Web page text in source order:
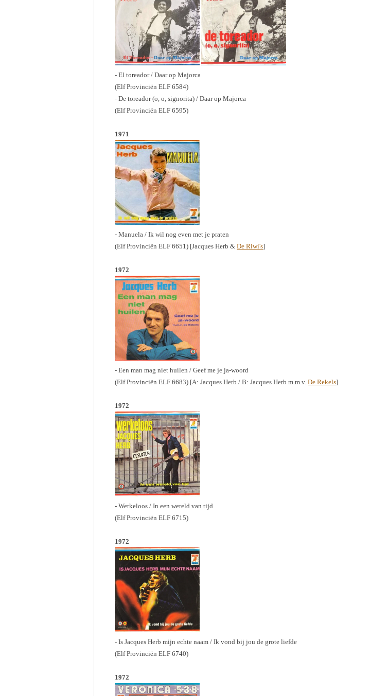
- El toreador / Daar op Majorca
(Elf Provinciën ELF 6584)
- De toreador (o, o, signorita) / Daar op Majorca
(Elf Provinciën ELF 6595)
1971
- Manuela / Ik wil nog even met je praten
(Elf Provinciën ELF 6651) [Jacques Herb & De Riwi's]
1972
- Een man mag niet huilen / Geef me je ja-woord
(Elf Provinciën ELF 6683) [A: Jacques Herb / B: Jacques Herb m.m.v. De Rekels]
1972
- Werkeloos / In een wereld van tijd
(Elf Provinciën ELF 6715)
1972
- Is Jacques Herb mijn echte naam / Ik vond bij jou de grote liefde
(Elf Provinciën ELF 6740)
1972